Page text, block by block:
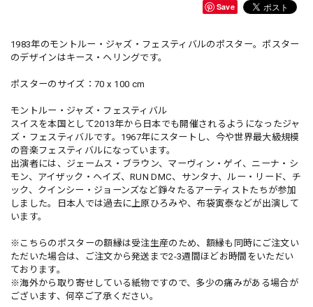
Save
1983年のモントルー・ジャズ・フェスティバルのポスター。ポスター
のデザインはキース・ヘリングです。
ポスターのサイズ：70 x 100 cm
モントルー・ジャズ・フェスティバル
スイスを本国として2013年から日本でも開催されるようになったジャ
ズ・フェスティバルです。1967年にスタートし、今や世界最大級規模
の音楽フェスティバルになっています。
出演者には、ジェームス・ブラウン、マーヴィン・ゲイ、ニーナ・シ
モン、アイザック・ヘイズ、RUN DMC、サンタナ、ルー・リード、チ
ック、クインシー・ジョーンズなど錚々たるアーティストたちが参加
しました。日本人では過去に上原ひろみや、布袋寅泰などが出演して
います。
※こちらのポスターの額縁は受注生産のため、額縁も同時にご注文い
ただいた場合は、ご注文から発送まで2-3週間ほどお時間をいただい
ております。
※海外から取り寄せしている紙物ですので、多少の痛みがある場合が
ございます、何卒ご了承ください。